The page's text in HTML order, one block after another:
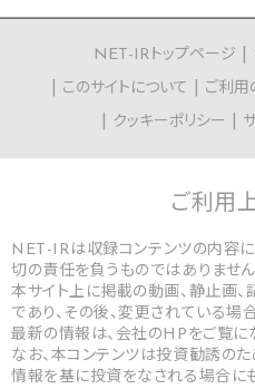
NET-IRトップページ
このサイトについて
ご利用
クッキーポリシー
ご利用
NET-IRは収録コンテンツの内容に
切の責任を負うものではありません
本サイト上に掲載の動画、静止画
であり、その後、変更されている場
最新の情報は、会社のHPをご覧に
なお、本コンテンツは投資勧誘の
情報を基に投資をなされる場合にも